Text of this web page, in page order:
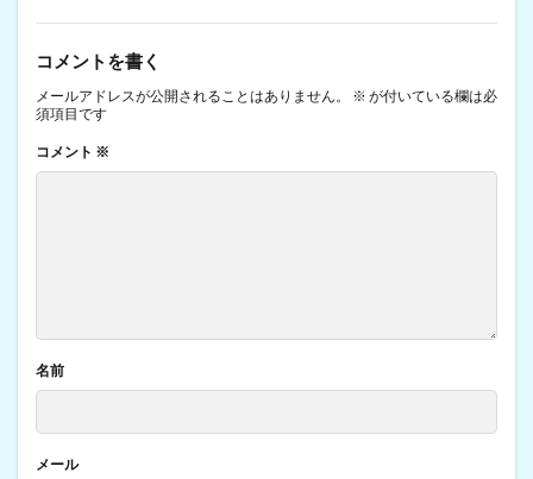
コメントを書く
メールアドレスが公開されることはありません。 ※ が付いている欄は必
須項目です
コメント ※
名前
メール